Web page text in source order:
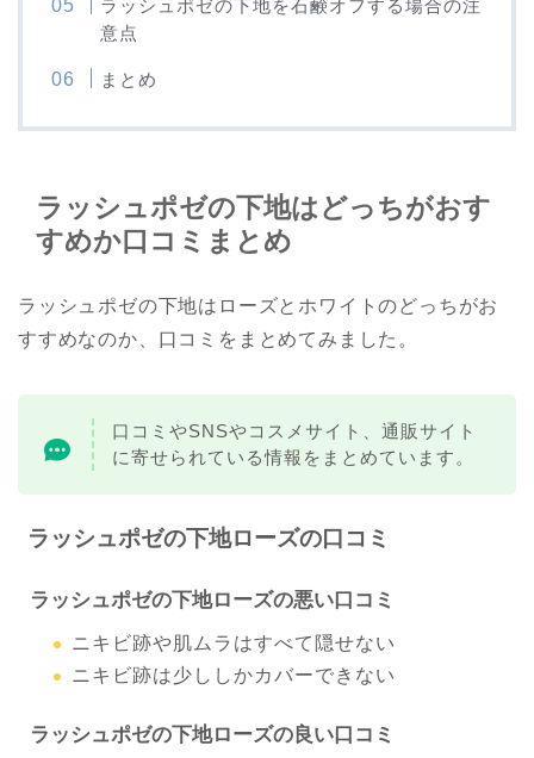
ラッシュポゼの下地を石鹸オフする場合の注
意点
まとめ
ラッシュポゼの下地はどっちがおす
すめか口コミまとめ
ラッシュポゼの下地はローズとホワイトのどっちがお
すすめなのか、口コミをまとめてみました。
口コミやSNSやコスメサイト、通販サイト
に寄せられている情報をまとめています。
ラッシュポゼの下地ローズの口コミ
ラッシュポゼの下地ローズの悪い口コミ
ニキビ跡や肌ムラはすべて隠せない
ニキビ跡は少ししかカバーできない
ラッシュポゼの下地ローズの良い口コミ